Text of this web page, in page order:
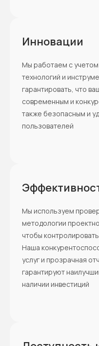
Инновации
Мы работаем с учетом
технологий и
гарантировать, что
современным и
также безопасным и
пользователей
Мы используем
методологии
чтобы
Наша
услуг и прозрачная
гарантируют
наличии инвестиций